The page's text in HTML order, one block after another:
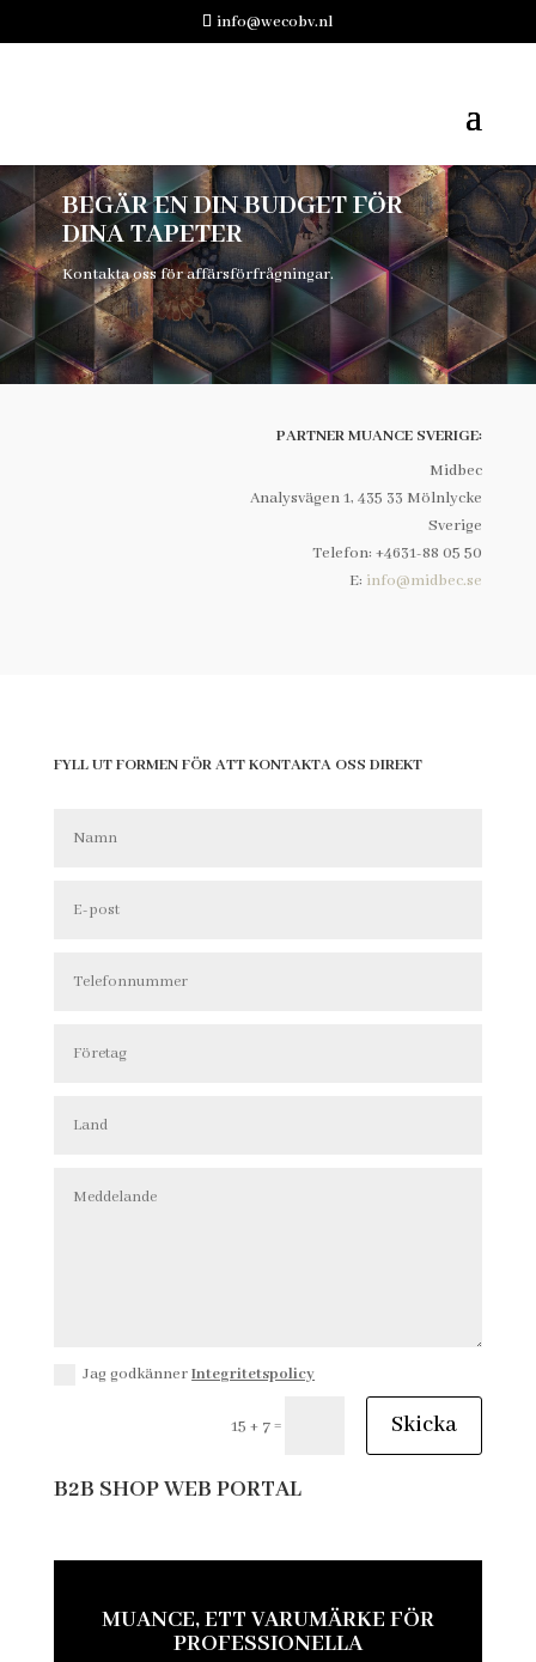
info@wecobv.nl
BEGÄR EN DIN BUDGET FÖR
DINA TAPETER
Kontakta oss för affärsförfrågningar.
PARTNER MUANCE SVERIGE:
Midbec
Analysvägen 1, 435 33 Mölnlycke
Sverige
Telefon: +4631-88 05 50
E: info@midbec.se
FYLL UT FORMEN FÖR ATT KONTAKTA OSS DIREKT
Jag godkännerIntegritetspolicy
15 + 7= Skicka
B2B SHOP WEB PORTAL
MUANCE, ETT VARUMÄRKE FÖR
PROFESSIONELLA